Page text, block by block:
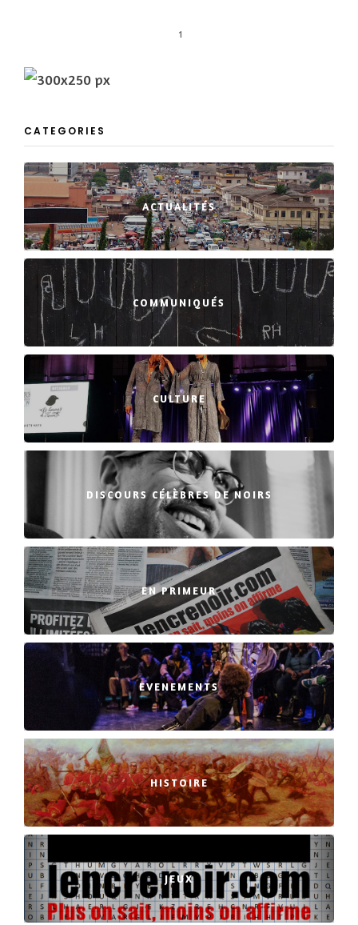
1
CATEGORIES
ACTUALITÉS
COMMUNIQUÉS
CULTURE
DISCOURS CÉLÈBRES DE NOIRS
EN PRIMEUR
EVENEMENTS
HISTOIRE
JEUX